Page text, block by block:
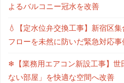
よるバルコニー冠水を改善
💧【定水位弁交換工事】新宿区
フローを未然に防いだ緊急対応事
❄【業務用エアコン新設工事】世
ない部屋」を快適な空間へ改善